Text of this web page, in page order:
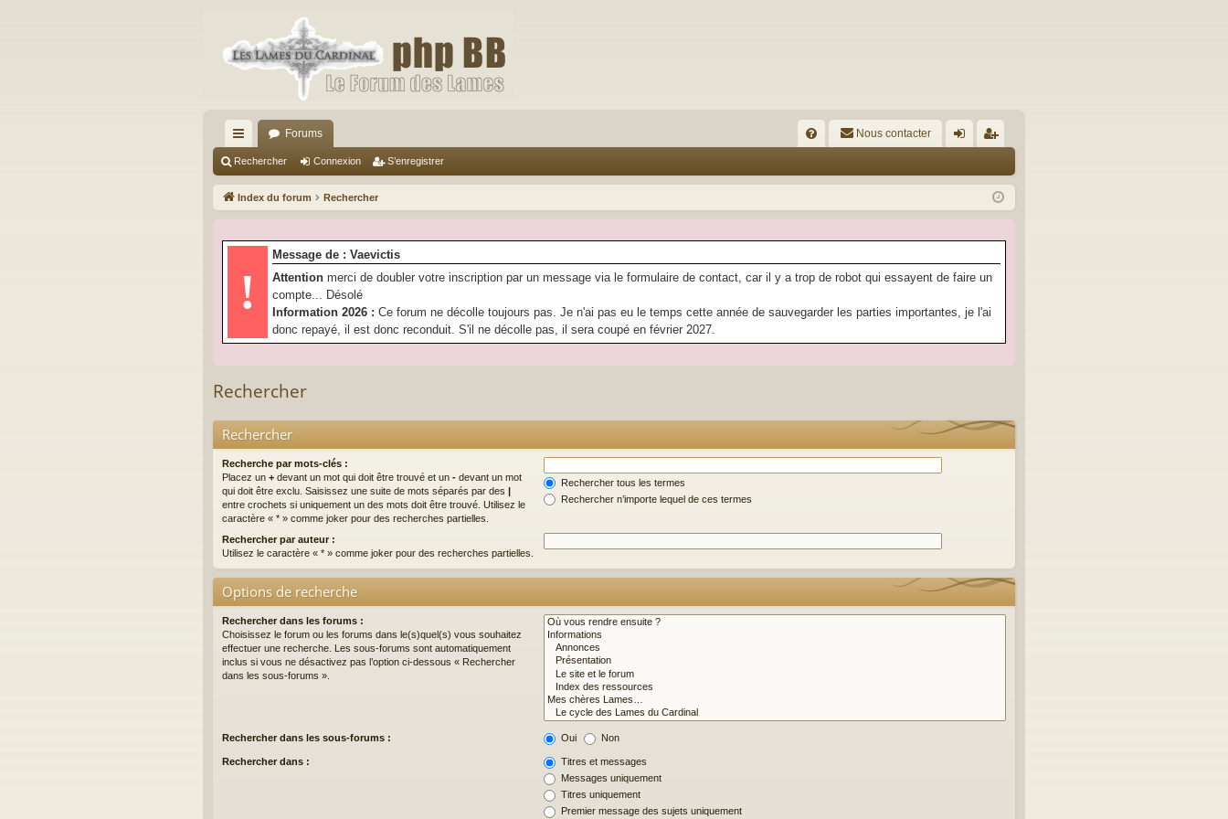
cc
ès
pi
Forums
Q
Nous contacter
ne
on
nr
ist
Rechercher Connexion S’enregistrer
Index du forum Rechercher
!
Message de : Vaevictis
Attention merci de doubler votre inscription par un message via le formulaire de contact, car il y a trop de robot qui essayent de faire un
compte... Désolé
Information 2026 : Ce forum ne décolle toujours pas. Je n'ai pas eu le temps cette année de sauvegarder les parties importantes, je l'ai
donc repayé, il est donc reconduit. S'il ne décolle pas, il sera coupé en février 2027.
Rechercher
Rechercher
Recherche par mots-clés :
Placez un + devant un mot qui doit être trouvé et un - devant un mot
qui doit être exclu. Saisissez une suite de mots séparés par des |
entre crochets si uniquement un des mots doit être trouvé. Utilisez le
caractère « * » comme joker pour des recherches partielles.
Rechercher tous les termes
Rechercher n’importe lequel de ces termes
Rechercher par auteur :
Utilisez le caractère « * » comme joker pour des recherches partielles.
Options de recherche
Rechercher dans les forums :
Choisissez le forum ou les forums dans le(s)quel(s) vous souhaitez
effectuer une recherche. Les sous-forums sont automatiquement
inclus si vous ne désactivez pas l’option ci-dessous « Rechercher
dans les sous-forums ».
Rechercher dans les sous-forums : Oui Non
Rechercher dans :
Titres et messages
Messages uniquement
Titres uniquement
Premier message des sujets uniquement